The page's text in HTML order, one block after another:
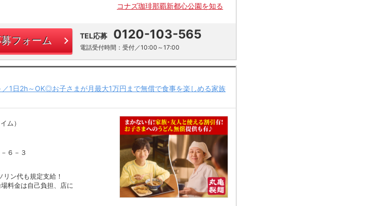
コナズ珈琲那覇新都心公園を知る
フォーム TEL応募 0120-103-565
電話受付時間：受付／10:00～17:00
1日2h～OK◎お子さまが月最大1万円まで無償で食事を楽しめる家族
ム）
６－３
ン代も規定支給！
料金は自己負担、店に